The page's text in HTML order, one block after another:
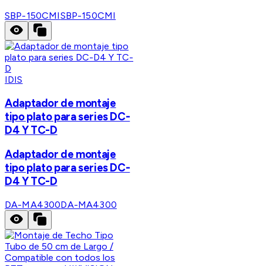
SBP-150CMISBP-150CMI
IDIS
Adaptador de montaje
tipo plato para series DC-
D4 Y TC-D
Adaptador de montaje
tipo plato para series DC-
D4 Y TC-D
DA-MA4300DA-MA4300